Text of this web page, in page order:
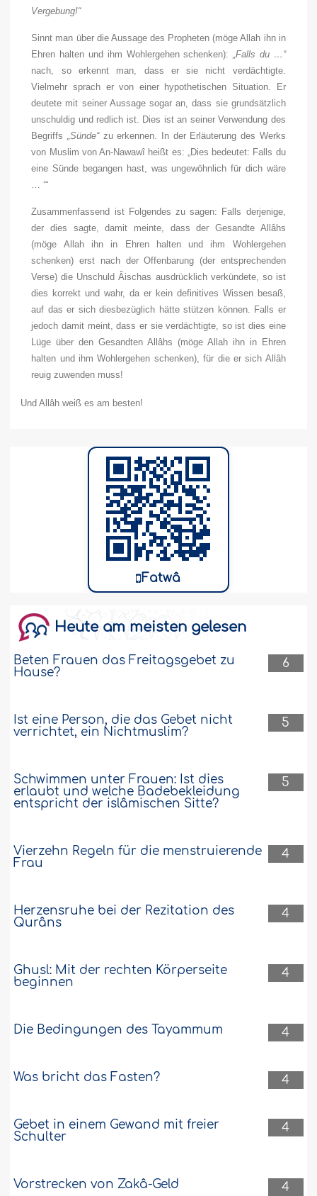
Vergebung!“
Sinnt man über die Aussage des Propheten (möge Allah ihn in
Ehren halten und ihm Wohlergehen schenken):„Falls du …“
nach, so erkennt man, dass er sie nicht verdächtigte.
Vielmehr sprach er von einer hypothetischen Situation. Er
deutete mit seiner Aussage sogar an, dass sie grundsätzlich
unschuldig und redlich ist. Dies ist an seiner Verwendung des
Begriffs „Sünde“zu erkennen. In der Erläuterung des Werks
von Muslim von An-Nawawî heißt es: „Dies bedeutet: Falls du
eine Sünde begangen hast, was ungewöhnlich für dich wäre
… ‘“
Zusammenfassend ist Folgendes zu sagen: Falls derjenige,
der dies sagte, damit meinte, dass der Gesandte Allâhs
(möge Allah ihn in Ehren halten und ihm Wohlergehen
schenken) erst nach der Offenbarung (der entsprechenden
Verse) die Unschuld Âischas ausdrücklich verkündete, so ist
dies korrekt und wahr, da er kein definitives Wissen besaß,
auf das er sich diesbezüglich hätte stützen können. Falls er
jedoch damit meint, dass er sie verdächtigte, so ist dies eine
Lüge über den Gesandten Allâhs (möge Allah ihn in Ehren
halten und ihm Wohlergehen schenken), für die er sich Allâh
reuig zuwenden muss!
Und Allâh weiß es am besten!
Fatwâ
Heute am meisten gelesen
6
Beten Frauen das Freitagsgebet zu
Hause?
5
Ist eine Person, die das Gebet nicht
verrichtet, ein Nichtmuslim?
5
Schwimmen unter Frauen: Ist dies
erlaubt und welche Badebekleidung
entspricht der islâmischen Sitte?
4
Vierzehn Regeln für die menstruierende
Frau
4
Herzensruhe bei der Rezitation des
Qurâns
4
Ghusl: Mit der rechten Körperseite
beginnen
4
Die Bedingungen des Tayammum
4
Was bricht das Fasten?
4
Gebet in einem Gewand mit freier
Schulter
4
Vorstrecken von Zakâ-Geld